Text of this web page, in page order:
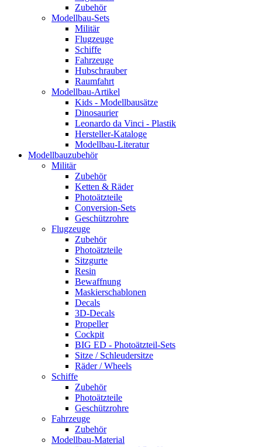
Zubehör
Modellbau-Sets
Militär
Flugzeuge
Schiffe
Fahrzeuge
Hubschrauber
Raumfahrt
Modellbau-Artikel
Kids - Modellbausätze
Dinosaurier
Leonardo da Vinci - Plastik
Hersteller-Kataloge
Modellbau-Literatur
Modellbauzubehör
Militär
Zubehör
Ketten & Räder
Photoätzteile
Conversion-Sets
Geschützrohre
Flugzeuge
Zubehör
Photoätzteile
Sitzgurte
Resin
Bewaffnung
Maskierschablonen
Decals
3D-Decals
Propeller
Cockpit
BIG ED - Photoätzteil-Sets
Sitze / Schleudersitze
Räder / Wheels
Schiffe
Zubehör
Photoätzteile
Geschützrohre
Fahrzeuge
Zubehör
Modellbau-Material